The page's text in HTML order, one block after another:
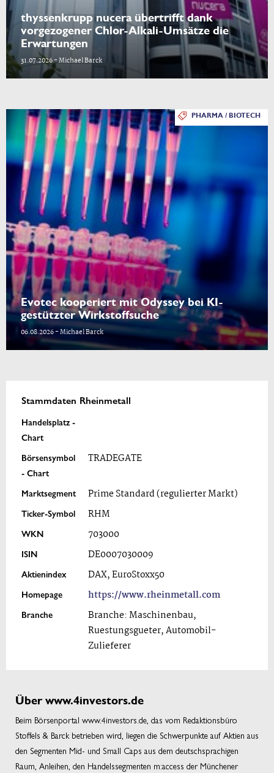
thyssenkrupp nucera übertrifft dank
vorgezogener Chlor-Alkali-Umsätze die
Erwartungen
31.07.2026 - Michael Barck
PHARMA / BIOTECH
Evotec kooperiert mit Odyssey bei KI-
gestützter Wirkstoffsuche
06.08.2026 - Michael Barck
Stammdaten Rheinmetall
Handelsplatz -
Chart
Börsensymbol
- Chart
TRADEGATE
Marktsegment Prime Standard (regulierter Markt)
Ticker-Symbol RHM
WKN 703000
ISIN DE0007030009
Aktienindex DAX, EuroStoxx50
Homepage https://www.rheinmetall.com
Branche
Branche: Maschinenbau,
Ruestungsgueter, Automobil-
Zulieferer
Über www.4investors.de
Beim Börsenportal www.4investors.de, das vom Redaktionsbüro
Stoffels & Barck betrieben wird, liegen die Schwerpunkte auf Aktien aus
den Segmenten Mid- und Small Caps aus dem deutschsprachigen
Raum, Anleihen, den Handelssegmenten m:access der Münchener